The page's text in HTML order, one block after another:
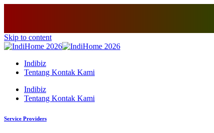
Skip to content
Indibiz
Tentang Kontak Kami
Indibiz
Tentang Kontak Kami
Service Providers